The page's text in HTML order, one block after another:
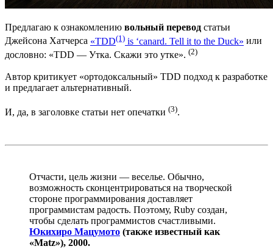
Предлагаю к ознакомлению вольный перевод статьи
Джейсона Хатчерса «TDD(1) is ‘canard. Tell it to the Duck» или
дословно: «TDD — Утка. Скажи это утке». (2)
Автор критикует «ортодоксальный» TDD подход к разработке
и предлагает альтернативный.
И, да, в заголовке статьи нет опечатки (3).
Отчасти, цель жизни — веселье. Обычно,
возможность сконцентрироваться на творческой
стороне программирования доставляет
программистам радость. Поэтому, Ruby создан,
чтобы сделать программистов счастливыми.
Юкихиро Мацумото (также известный как
«Matz»), 2000.